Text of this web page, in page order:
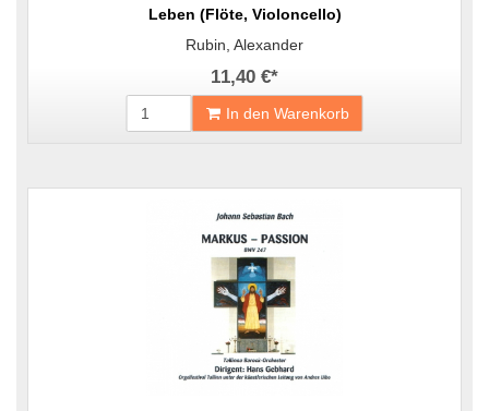
Leben (Flöte, Violoncello)
Rubin, Alexander
11,40 €*
In den Warenkorb